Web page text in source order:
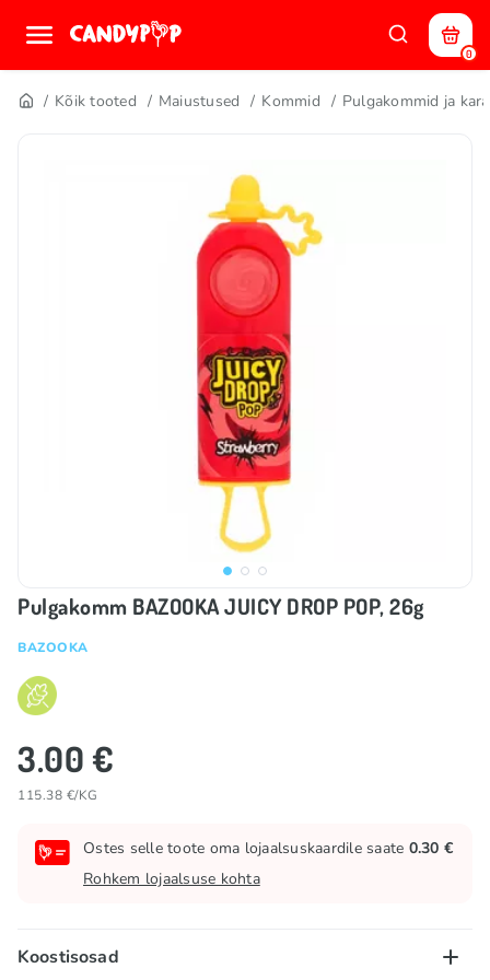
0
Kõik tooted Maiustused Kommid Pulgakommid ja
Pulgakomm BAZOOKA JUICY DROP POP, 26g
BAZOOKA
3.00 €
115.38 €/KG
Ostes selle toote oma lojaalsuskaardile saate 0.30 €
Rohkem lojaalsuse kohta
Koostisosad